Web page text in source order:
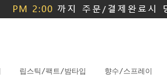
립스틱/팩트/밤타입 향수/스프레이